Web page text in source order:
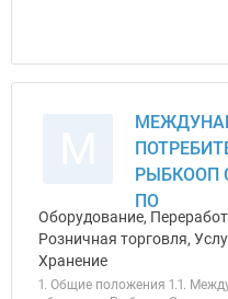
РЫБКООП
ПО
Оборудование,
Розничная торговля,
Хранение
1. Общие положения 1.1.